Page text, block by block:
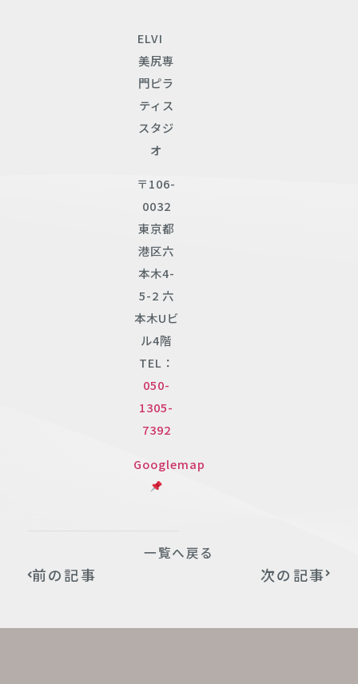
ELVI
美尻専
門ピラ
ティス
スタジ
オ
〒106-
0032
東京都
港区六
本木4-
5-2 六
本木Uビ
ル4階
TEL：
050-
1305-
7392
Googlemap
一覧へ戻る
前の記事 次の記事